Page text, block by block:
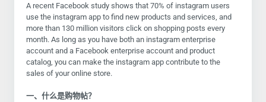
A recent Facebook study shows that 70% of instagram users
use the instagram app to find new products and services, and
more than 130 million visitors click on shopping posts every
month. As long as you have both an instagram enterprise
account and a Facebook enterprise account and product
catalog, you can make the instagram app contribute to the
sales of your online store.
一、什么是购物帖？